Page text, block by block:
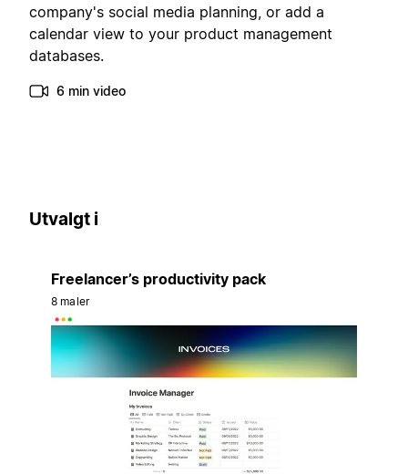
company's social media planning, or add a
calendar view to your product management
databases.
6 min video
Utvalgt i
Freelancer’s productivity pack
8 maler